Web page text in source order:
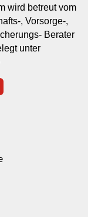
wird betreut vom
, Vorsorge-,
Berater
unter